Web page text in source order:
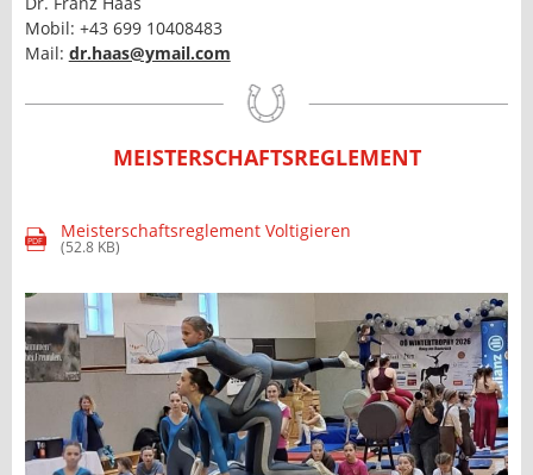
Mobil: +43 699 10408483
Mail: dr.haas@ymail.com
MEISTERSCHAFTSREGLEMENT
PDF Meisterschaftsreglement Voltigieren
(52.8 KB)